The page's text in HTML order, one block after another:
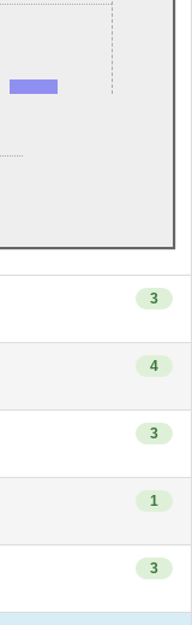
3
4
3
1
3